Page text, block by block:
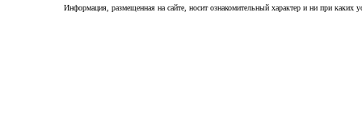
Информация, размещенная на сайте, носит ознакомительный характер и ни при